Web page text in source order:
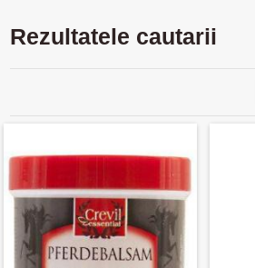
Rezultatele cautarii